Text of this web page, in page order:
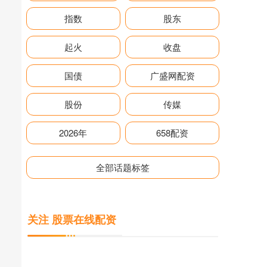
指数 股东
起火 收盘
国债 广盛网配资
股份 传媒
2026年 658配资
全部话题标签
关注 股票在线配资